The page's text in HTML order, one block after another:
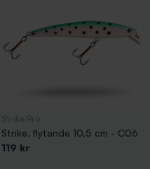
Strike, flytande 10,5 cm - C06
119 kr